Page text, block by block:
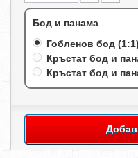
Бод и панама
Гобленов бод
Кръстат бод и
Кръстат бод и